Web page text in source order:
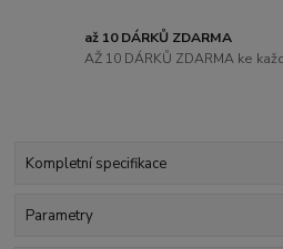
až 10 DÁRKŮ ZDARMA
AŽ 10 DÁRKŮ ZDARMA ke
Kompletní specifikace
Parametry